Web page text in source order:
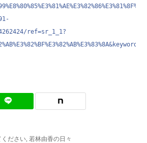
ref=sr_1_1?
ください, 若林由香の日々